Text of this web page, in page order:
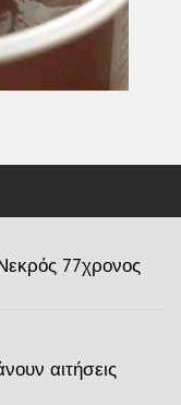
77χρονος
αιτήσεις